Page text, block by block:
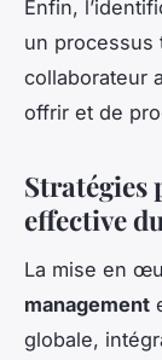
Enfin,
un processus
collaborateur
offrir et de
Stratégies
effective
La mise en
management
globale,